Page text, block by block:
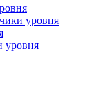
уровня
уровня